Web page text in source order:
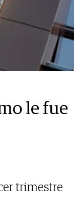
le fue
trimestre